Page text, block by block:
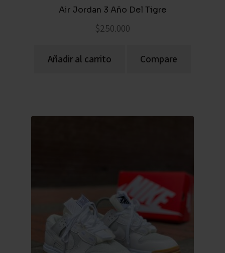
Air Jordan 3 Año Del Tigre
$250.000
Añadir al carrito Compare